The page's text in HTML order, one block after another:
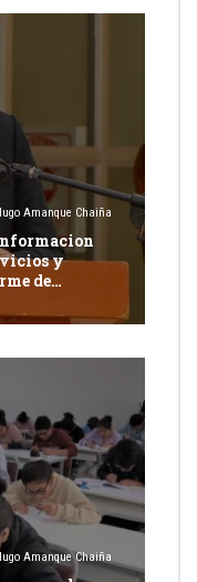
Amanque Chaiña
y
de
Amanque Chaiña